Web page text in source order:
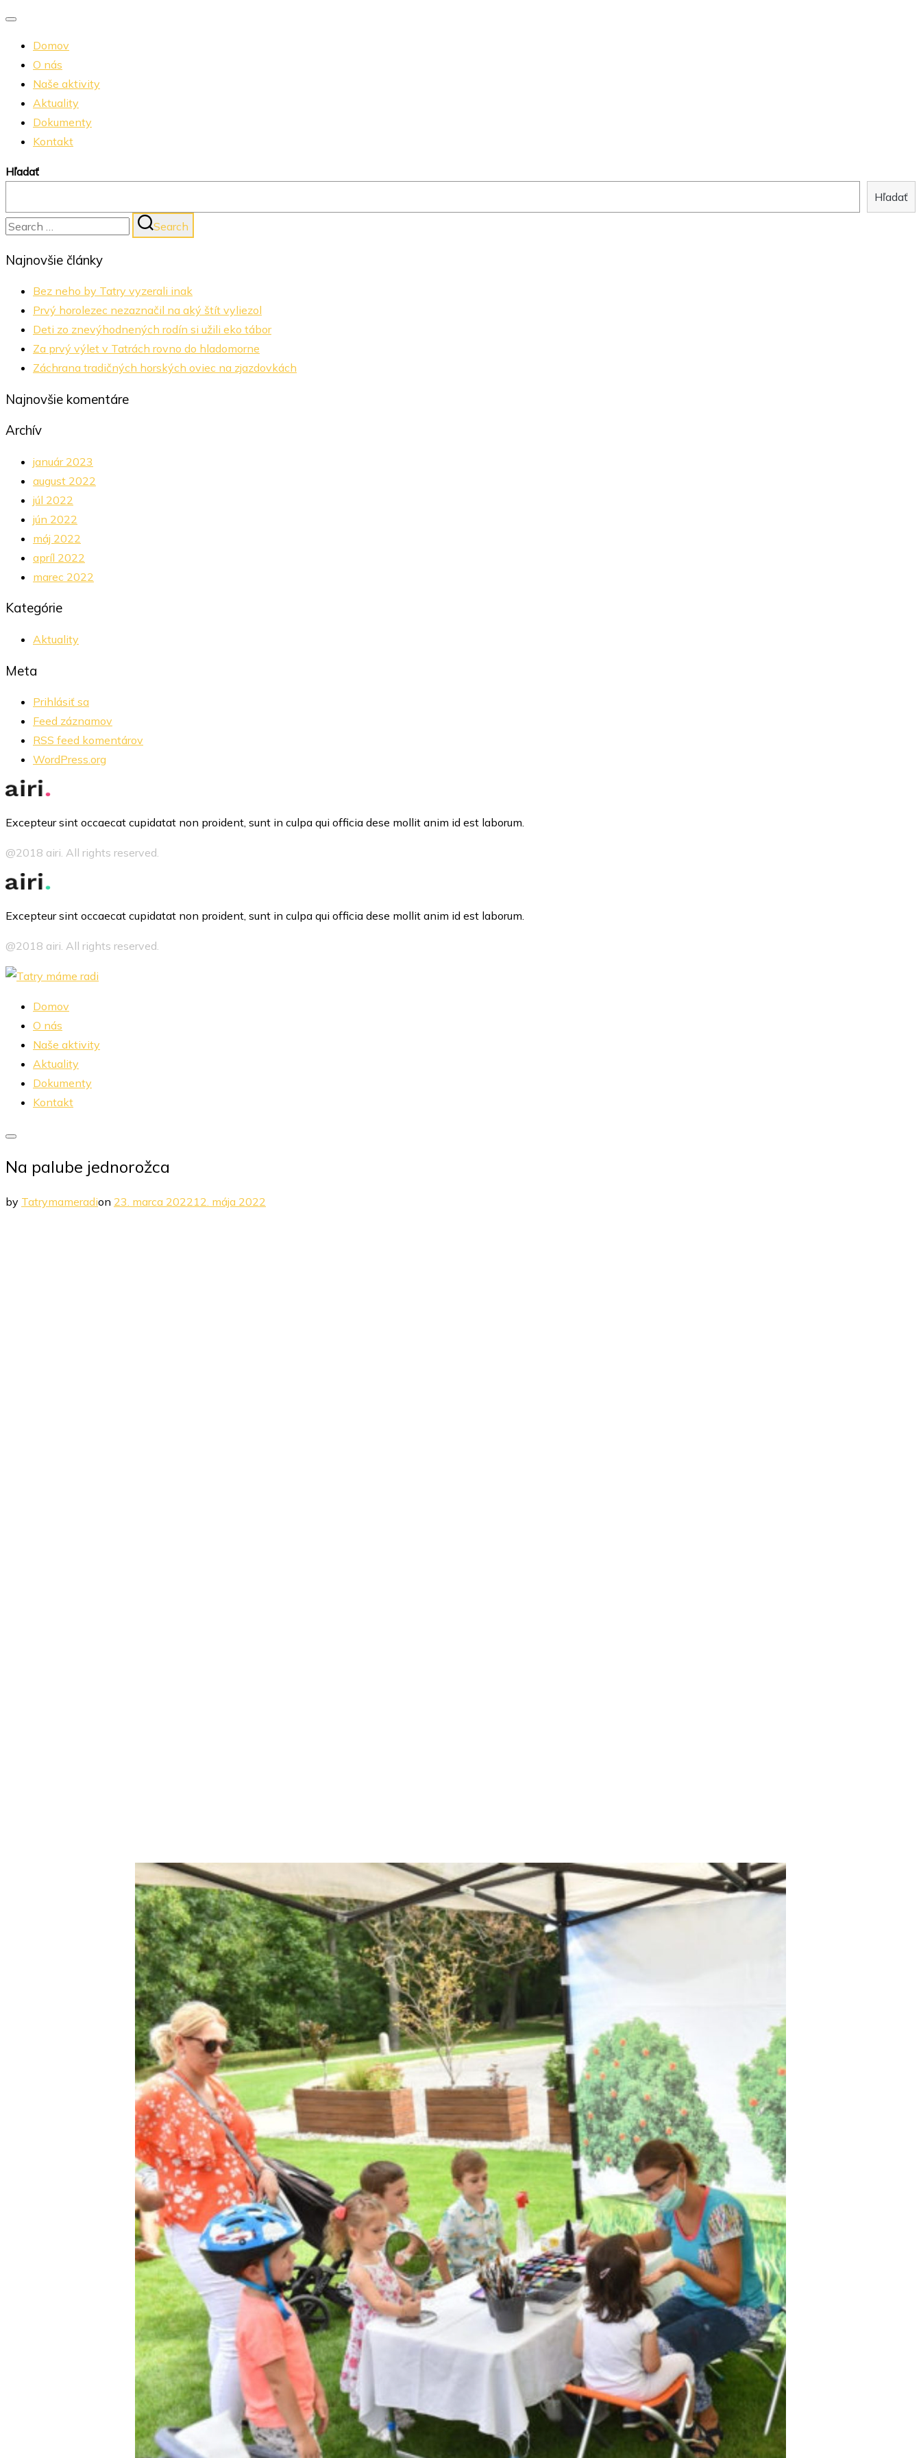
navigation
Domov
O nás
Naše aktivity
Aktuality
Dokumenty
Kontakt
Hľadať
Hľadať
Search
Search
Najnovšie články
Bez neho by Tatry vyzerali inak
Prvý horolezec nezaznačil na aký štít vyliezol
Deti zo znevýhodnených rodín si užili eko tábor
Za prvý výlet v Tatrách rovno do hladomorne
Záchrana tradičných horských oviec na zjazdovkách
Najnovšie komentáre
Archív
január 2023
august 2022
júl 2022
jún 2022
máj 2022
apríl 2022
marec 2022
Kategórie
Aktuality
Meta
Prihlásiť sa
Feed záznamov
RSS feed komentárov
WordPress.org
Excepteur sint occaecat cupidatat non proident, sunt in culpa qui officia dese mollit anim id est laborum.
@2018 airi. All rights reserved.
Excepteur sint occaecat cupidatat non proident, sunt in culpa qui officia dese mollit anim id est laborum.
@2018 airi. All rights reserved.
Skip
content
Domov
O nás
Naše aktivity
Aktuality
Dokumenty
Kontakt
sidebar
navigation
Na palube jednorožca
by Tatrymameradion Posted
23. marca 202212. mája 2022